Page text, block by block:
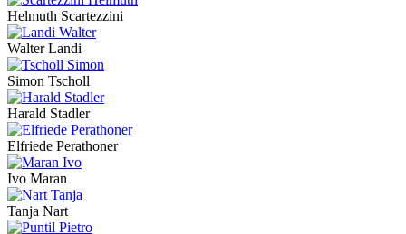
Helmuth Scartezzini
Walter Landi
Simon Tscholl
Harald Stadler
Elfriede Perathoner
Ivo Maran
Tanja Nart